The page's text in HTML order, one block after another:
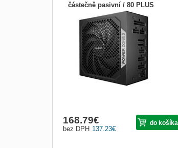
částečně pasivní / 80 PLUS
Platinum BP007EU
Be quiet! POWER ZONE 2 850 W
Napájecí zdroj o výkonu 850 W je osazen
140mm ventilátorem. Zdroj splňuje
certifikace 80PLUS Platinum a Cybenetics
Platinum. Kabely jsou plně odpojitelné .
Částečné pasivní „Zero-RPM“ chlazení O
chlazení Power Zone 2 se sta...
137.23€
bez DPH
168.79€ do košíka